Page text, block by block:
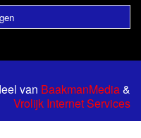
van BaakmanMedia&
Vrolijk Internet Services